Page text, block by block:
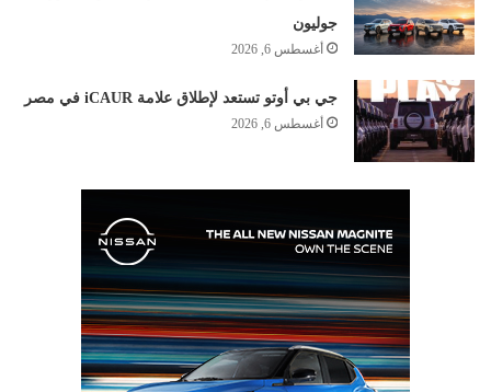
جوليون
أغسطس 6, 2026
جي بي أوتو تستعد لإطلاق علامة iCAUR في مصر
أغسطس 6, 2026